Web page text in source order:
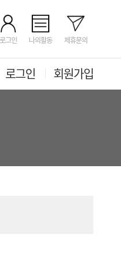
로그인 나의활동 제휴문의
로그인 회원가입